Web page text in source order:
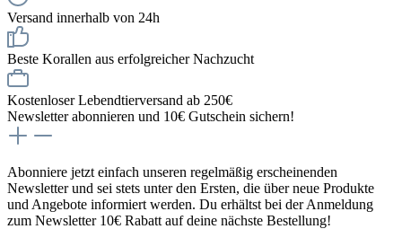
Versand innerhalb von 24h
Beste Korallen aus erfolgreicher Nachzucht
Kostenloser Lebendtierversand ab 250€
Newsletter abonnieren und 10€ Gutschein sichern!
Abonniere jetzt einfach unseren regelmäßig erscheinenden
Newsletter und sei stets unter den Ersten, die über neue Produkte
und Angebote informiert werden. Du erhältst bei der Anmeldung
zum Newsletter 10€ Rabatt auf deine nächste Bestellung!